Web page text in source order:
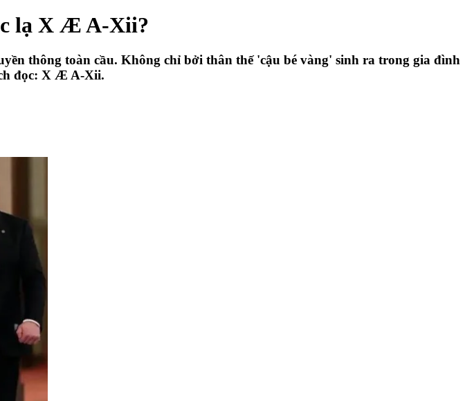
lạ X Æ A-Xii?
thông toàn cầu. Không chỉ bởi thân thế 'cậu bé vàng' sinh ra trong gia đình
đọc: X Æ A-Xii.